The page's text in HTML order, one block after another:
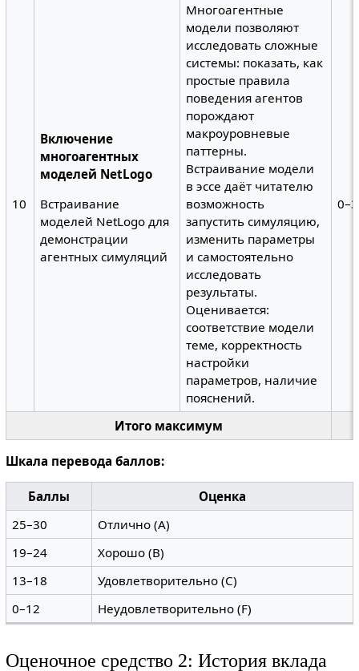
10
Включение
многоагентных
моделей NetLogo
Встраивание
моделей NetLogo для
демонстрации
агентных симуляций
Многоагентные
модели позволяют
исследовать сложные
системы: показать, как
простые правила
поведения агентов
порождают
макроуровневые
паттерны.
Встраивание модели
в эссе даёт читателю
возможность
запустить симуляцию,
изменить параметры
и самостоятельно
исследовать
результаты.
Оценивается:
соответствие модели
теме, корректность
настройки
параметров, наличие
пояснений.
0–3
Итого максимум
Шкала перевода баллов:
Баллы
Оценка
25–30
Отлично (A)
19–24
Хорошо (B)
13–18
Удовлетворительно (C)
0–12
Неудовлетворительно (F)
Оценочное средство 2: История вклада